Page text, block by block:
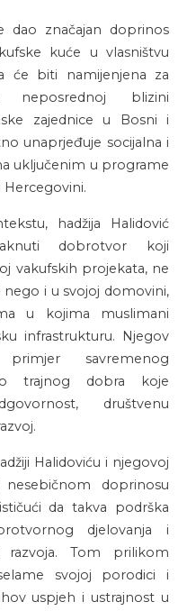
dao značajan doprinos
kuće u vlasništvu
će biti namijenjena za
blizini
zajednice u Bosni i
unaprjeđuje socijalna i
uključenim u programe
Hercegovini.
hadžija Halidović
dobrotvor koji
vakufskih projekata, ne
i u svojoj domovini,
u kojima muslimani
infrastrukturu. Njegov
savremenog
trajnog dobra koje
društvenu
Halidoviću i njegovoj
doprinosu
da takva podrška
djelovanja i
razvoja. Tom prilikom
svojoj porodici i
uspjeh i ustrajnost u